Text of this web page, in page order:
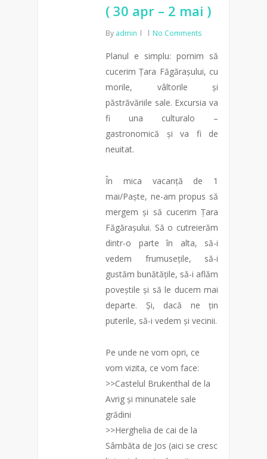
( 30 apr – 2 mai )
By admin No Comments
Planul e simplu: pornim să
cucerim Țara Făgărașului, cu
morile, vâltorile și
păstrăvăriile sale. Excursia va
fi una culturalo –
gastronomică și va fi de
neuitat.
În mica vacanță de 1
mai/Paște, ne-am propus să
mergem și să cucerim Țara
Făgărașului. Să o cutreierăm
dintr-o parte în alta, să-i
vedem frumusețile, să-i
gustăm bunătățile, să-i aflăm
poveștile și să le ducem mai
departe. Și, dacă ne țin
puterile, să-i vedem și vecinii.
Pe unde ne vom opri, ce
vom vizita, ce vom face:
>>Castelul Brukenthal de la
Avrig și minunatele sale
grădini
>>Herghelia de cai de la
Sâmbăta de Jos (aici se cresc